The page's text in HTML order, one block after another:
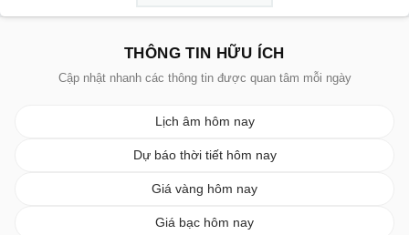
THÔNG TIN HỮU ÍCH
Cập nhật nhanh các thông tin được quan tâm mỗi ngày
Lịch âm hôm nay
Dự báo thời tiết hôm nay
Giá vàng hôm nay
Giá bạc hôm nay